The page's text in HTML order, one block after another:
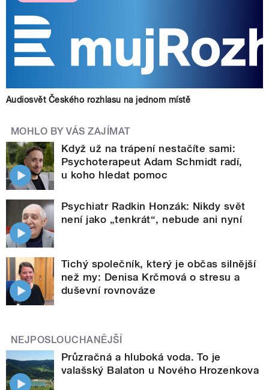
Audiosvět Českého rozhlasu na jednom místě
MOHLO BY VÁS ZAJÍMAT
Když už na trápení nestačíte sami:
Psychoterapeut Adam Schmidt radí,
u koho hledat pomoc
Psychiatr Radkin Honzák: Nikdy svět
není jako „tenkrát“, nebude ani nyní
Tichý společník, který je občas silnější
než my: Denisa Krčmová o stresu a
duševní rovnováze
NEJPOSLOUCHANĚJŠÍ
Průzračná a hluboká voda. To je
valašský Balaton u Nového Hrozenkova